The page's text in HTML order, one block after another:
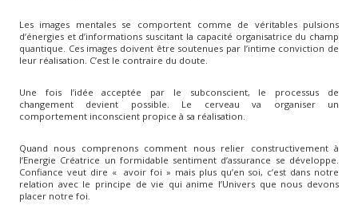
Les images mentales se comportent comme de véritables pulsions
d’énergies et d’informations suscitant la capacité organisatrice du champ
quantique. Ces images doivent être soutenues par l’intime conviction de
leur réalisation. C’est le contraire du doute.
Une fois l’idée acceptée par le subconscient, le processus de
changement devient possible. Le cerveau va organiser un
comportement inconscient propice à sa réalisation.
Quand nous comprenons comment nous relier constructivement à
l’Energie Créatrice un formidable sentiment d’assurance se développe.
Confiance veut dire « avoir foi » mais plus qu’en soi, c’est dans notre
relation avec le principe de vie qui anime l’Univers que nous devons
placer notre foi.